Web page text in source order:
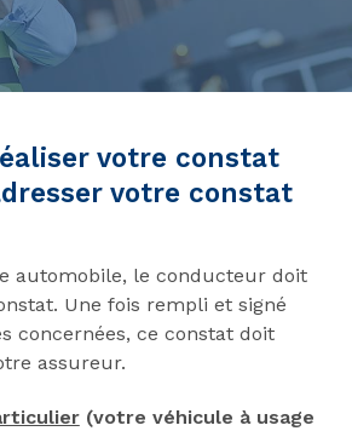
votre constat
votre constat
automobile, le conducteur doit
Une fois rempli et signé
concernées, ce constat doit
assureur.
(votre véhicule à usage